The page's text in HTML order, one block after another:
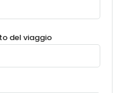
del viaggio